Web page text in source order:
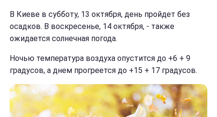
В Киеве в субботу, 13 октября, день пройдет без
осадков. В воскресенье, 14 октября, - также
ожидается солнечная погода.
Ночью температура воздуха опустится до +6 + 9
градусов, а днем прогреется до +15 + 17 градусов.